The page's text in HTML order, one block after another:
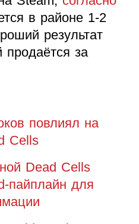
в районе 1-2
результат
за
повлиял на
Cells
Dead Cells
пайплайн для